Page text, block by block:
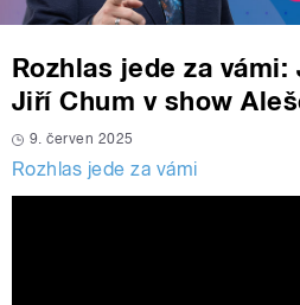
Rozhlas jede za
Jiří Chum v show
9. červen 2025
Rozhlas jede za vámi